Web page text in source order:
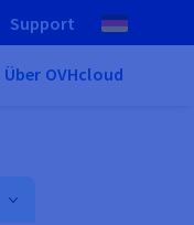
Support
Über OVHcloud